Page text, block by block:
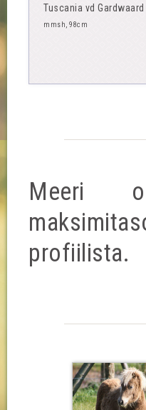
Tuscania vd Gardwaard
mmsh, 98cm
Meeri
profiilista.